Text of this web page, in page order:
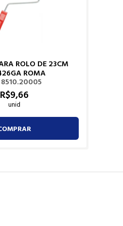
ROLO DE 23CM
ROMA
R$9,66
unid